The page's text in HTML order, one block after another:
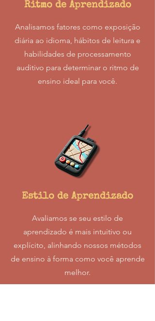
Ritmo de Aprendizado
Analisamos fatores como exposição
diária ao idioma, hábitos de leitura e
habilidades de processamento
auditivo para determinar o ritmo de
ensino ideal para você.
Estilo de Aprendizado
Avaliamos se seu estilo de
aprendizado é mais intuitivo ou
explícito, alinhando nossos métodos
de ensino à forma como você aprende
melhor.